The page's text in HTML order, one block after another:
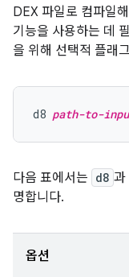
DEX 파일로 컴파일
기능을 사용하는 데
을 위해 선택적 플래
d8 path-to-
다음 표에서는 d8 과
명합니다.
옵션